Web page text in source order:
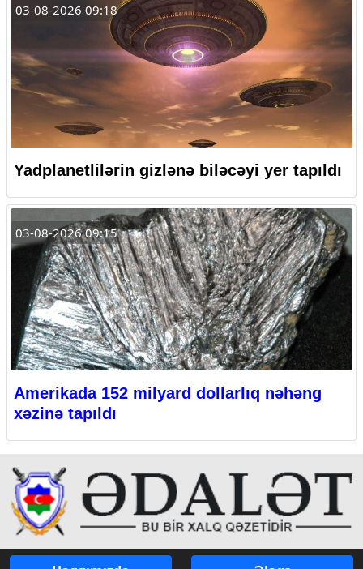
03-08-2026 09:18
Yadplanetlilərin gizlənə biləcəyi yer tapıldı
03-08-2026 09:15
Amerikada 152 milyard dollarlıq nəhəng
xəzinə tapıldı